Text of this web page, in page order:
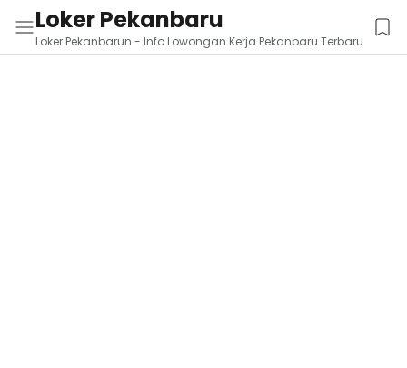
Loker Pekanbaru
Loker Pekanbarun - Info Lowongan Kerja Pekanbaru Terbaru